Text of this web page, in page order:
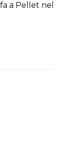
a Pellet nel